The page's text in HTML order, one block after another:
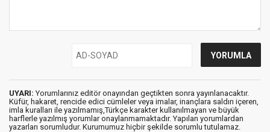
UYARI: Yorumlarınız editör onayından geçtikten sonra yayınlanacaktır.
Küfür, hakaret, rencide edici cümleler veya imalar, inançlara saldırı içeren,
imla kuralları ile yazılmamış,Türkçe karakter kullanılmayan ve büyük
harflerle yazılmış yorumlar onaylanmamaktadır. Yapılan yorumlardan
yazarları sorumludur. Kurumumuz hiçbir şekilde sorumlu tutulamaz.